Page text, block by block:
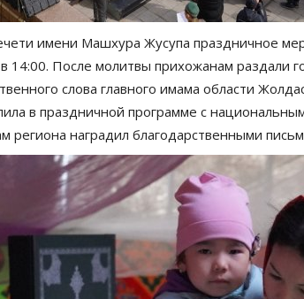
имени Машхура Жусупа праздничное
14:00. После молитвы прихожанам раздали
слова главного имама области
в праздничной программе с
региона наградил благодарственными
проекта JASTAR TALK.
Любой фейк живет